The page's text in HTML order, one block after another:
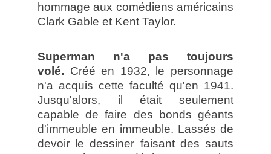
hommage aux comédiens américains
Clark Gable et Kent Taylor.
Superman n'a pas toujours
volé. Créé en 1932, le personnage
n'a acquis cette faculté qu'en 1941.
Jusqu'alors, il était seulement
capable de faire des bonds géants
d'immeuble en immeuble. Lassés de
devoir le dessiner faisant des sauts